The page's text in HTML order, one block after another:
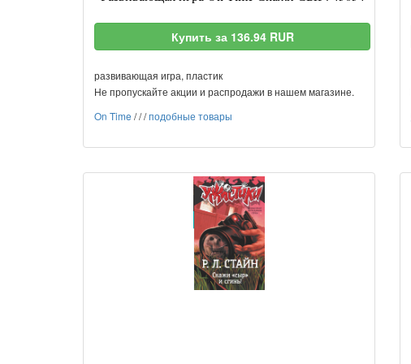
Купить за 136.94 RUR
развивающая игра, пластик
Не пропускайте акции и распродажи в нашем магазине.
On Time ///подобные товары